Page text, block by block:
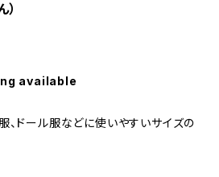
available
、ドール服などに使いやすいサイズの